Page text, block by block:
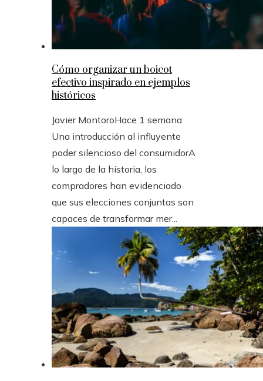
Cómo organizar un boicot
efectivo inspirado en ejemplos
históricos
Javier MontoroHace 1 semana
Una introducción al influyente
poder silencioso del consumidorA
lo largo de la historia, los
compradores han evidenciado
que sus elecciones conjuntas son
capaces de transformar mer...